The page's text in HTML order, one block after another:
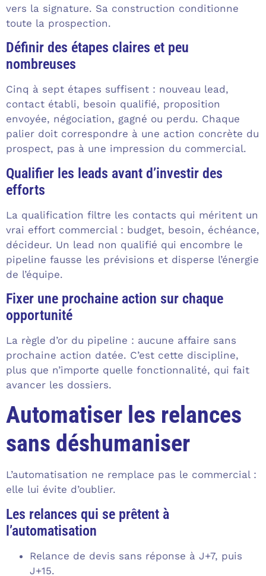
vers la signature. Sa construction conditionne
toute la prospection.
Définir des étapes claires et peu
nombreuses
Cinq à sept étapes suffisent : nouveau lead,
contact établi, besoin qualifié, proposition
envoyée, négociation, gagné ou perdu. Chaque
palier doit correspondre à une action concrète du
prospect, pas à une impression du commercial.
Qualifier les leads avant d’investir des
efforts
La qualification filtre les contacts qui méritent un
vrai effort commercial : budget, besoin, échéance,
décideur. Un lead non qualifié qui encombre le
pipeline fausse les prévisions et disperse l’énergie
de l’équipe.
Fixer une prochaine action sur chaque
opportunité
La règle d’or du pipeline : aucune affaire sans
prochaine action datée. C’est cette discipline,
plus que n’importe quelle fonctionnalité, qui fait
avancer les dossiers.
Automatiser les relances
sans déshumaniser
L’automatisation ne remplace pas le commercial :
elle lui évite d’oublier.
Les relances qui se prêtent à
l’automatisation
Relance de devis sans réponse à J+7, puis
J+15.